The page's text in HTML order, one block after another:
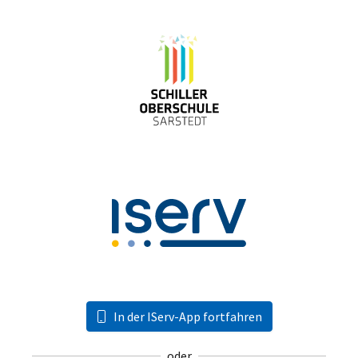
In der IServ-App fortfahren